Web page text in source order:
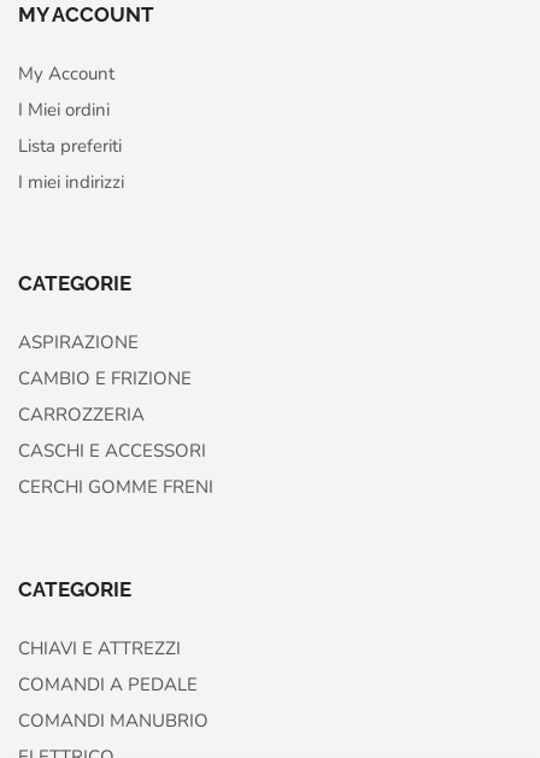
MY ACCOUNT
My Account
I Miei ordini
Lista preferiti
I miei indirizzi
CATEGORIE
ASPIRAZIONE
CAMBIO E FRIZIONE
CARROZZERIA
CASCHI E ACCESSORI
CERCHI GOMME FRENI
CATEGORIE
CHIAVI E ATTREZZI
COMANDI A PEDALE
COMANDI MANUBRIO